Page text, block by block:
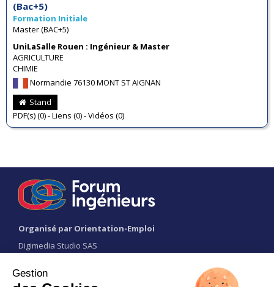
(Bac+5)
Formation Initiale
Master (BAC+5)
UniLaSalle Rouen : Ingénieur & Master
AGRICULTURE
CHIMIE
Normandie 76130 MONT ST AIGNAN
Stand
PDF(s) (0) - Liens (0) - Vidéos (0)
Organisé par Orientation-Emploi
Digimedia Studio SAS
291 rue Albert Caquot
Batiment Nova 2
06902 SOPHIA ANTIPOLIS